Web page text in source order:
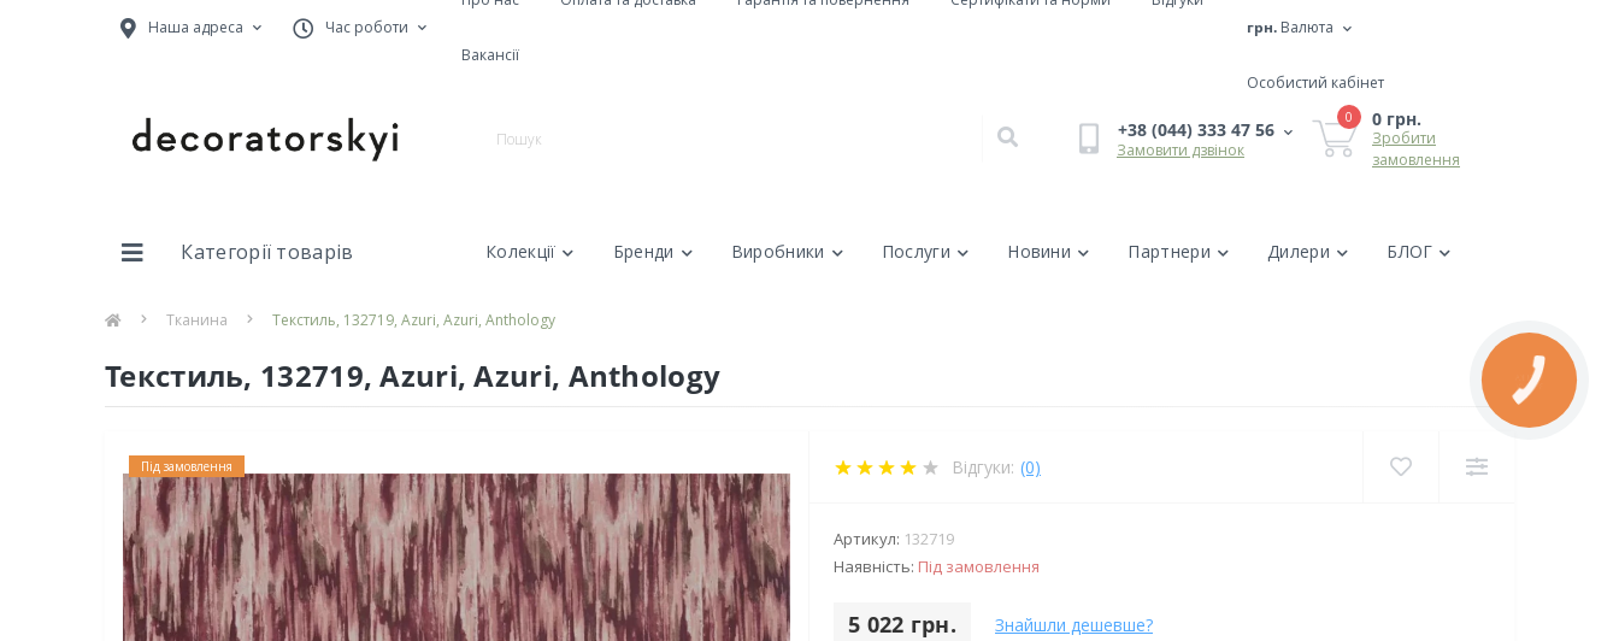
Наша адреса Час роботи
Вакансії
грн. Валюта
Особистий кабінет
+38 (044) 333 47 56
Замовити дзвінок
0 0 грн.
Зробити
замовлення
Категорії товарів Колекції Бренди Виробники Послуги Новини Партнери Дилери БЛОГ
Тканина Текстиль, 132719, Azuri, Azuri, Anthology
Текстиль, 132719, Azuri, Azuri, Anthology
Під замовлення Відгуки: (0)
Артикул: 132719
Наявність: Під замовлення
5 022 грн. Знайшли дешевше?